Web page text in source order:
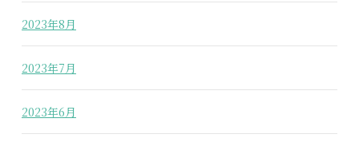
2023年8月
2023年7月
2023年6月